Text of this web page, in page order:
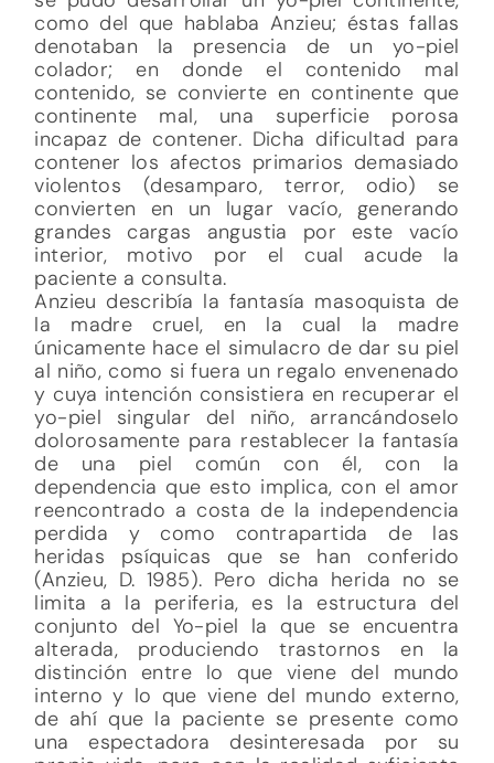
como del que hablaba Anzieu; éstas fallas
denotaban la presencia de un yo-piel
colador; en donde el contenido mal
contenido, se convierte en continente que
continente mal, una superficie porosa
incapaz de contener. Dicha dificultad para
contener los afectos primarios demasiado
violentos (desamparo, terror, odio) se
convierten en un lugar vacío, generando
grandes cargas angustia por este vacío
interior, motivo por el cual acude la
paciente a consulta.
Anzieu describía la fantasía masoquista de
la madre cruel, en la cual la madre
únicamente hace el simulacro de dar su piel
al niño, como si fuera un regalo envenenado
y cuya intención consistiera en recuperar el
yo-piel singular del niño, arrancándoselo
dolorosamente para restablecer la fantasía
de una piel común con él, con la
dependencia que esto implica, con el amor
reencontrado a costa de la independencia
perdida y como contrapartida de las
heridas psíquicas que se han conferido
(Anzieu, D. 1985). Pero dicha herida no se
limita a la periferia, es la estructura del
conjunto del Yo-piel la que se encuentra
alterada, produciendo trastornos en la
distinción entre lo que viene del mundo
interno y lo que viene del mundo externo,
de ahí que la paciente se presente como
una espectadora desinteresada por su